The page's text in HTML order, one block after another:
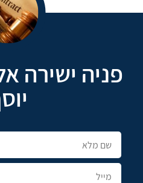
פניה ישירה